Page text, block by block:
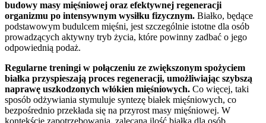
budowy masy mięśniowej oraz efektywnej regeneracji
organizmu po intensywnym wysiłku fizycznym. Białko, będące
podstawowym budulcem mięśni, jest szczególnie istotne dla osób
prowadzących aktywny tryb życia, które powinny zadbać o jego
odpowiednią podaż.
Regularne treningi w połączeniu ze zwiększonym spożyciem
białka przyspieszają proces regeneracji, umożliwiając szybszą
naprawę uszkodzonych włókien mięśniowych. Co więcej, taki
sposób odżywiania stymuluje syntezę białek mięśniowych, co
bezpośrednio przekłada się na przyrost masy mięśniowej. W
kontekście zapotrzebowania, zalecana ilość białka dla osób